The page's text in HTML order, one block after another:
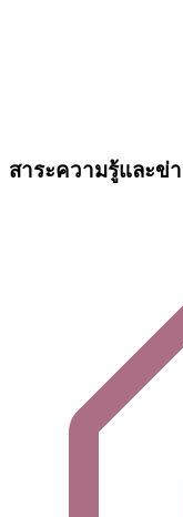
สาระความรู้และข่